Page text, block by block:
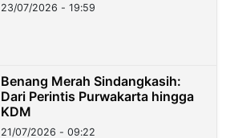
23/07/2026 - 19:59
Benang Merah Sindangkasih:
Dari Perintis Purwakarta hingga
KDM
21/07/2026 - 09:22